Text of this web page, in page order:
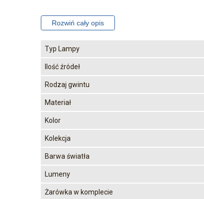
Typ Lampy
Ilość źródeł
Rodzaj gwintu
Materiał
Kolor
Kolekcja
Barwa światła
Lumeny
Żarówka w komplecie